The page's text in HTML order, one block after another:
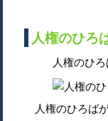
人権のひろ
人権のひろ
人権のひろば